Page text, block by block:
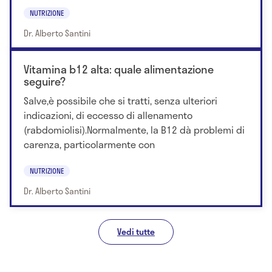
NUTRIZIONE
Dr. Alberto Santini
Vitamina b12 alta: quale alimentazione
seguire?
Salve,è possibile che si tratti, senza ulteriori
indicazioni, di eccesso di allenamento
(rabdomiolisi).Normalmente, la B12 dà problemi di
carenza, particolarmente con
NUTRIZIONE
Dr. Alberto Santini
Vedi tutte